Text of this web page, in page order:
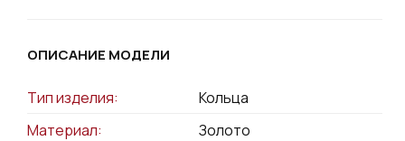
ОПИСАНИЕ МОДЕЛИ
Тип изделия:
Кольца
Материал:
Золото